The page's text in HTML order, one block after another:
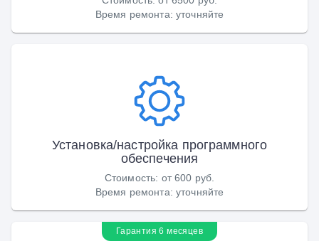
Время ремонта: уточняйте
Установка/настройка программного
обеспечения
Стоимость: от 600 руб.
Время ремонта: уточняйте
Гарантия 6 месяцев